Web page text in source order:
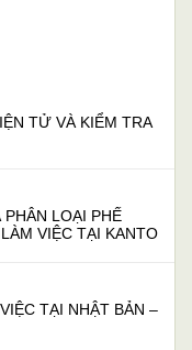
TỬ VÀ KIỂM TRA
LOẠI PHẾ
VIỆC TẠI KANTO
TẠI NHẬT BẢN –